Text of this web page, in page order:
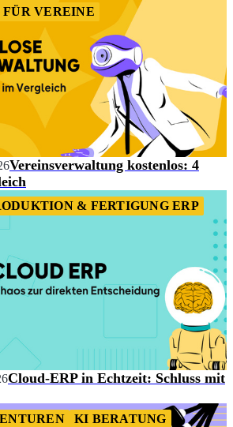
FÜR VEREINE
Vereinsverwaltung kostenlos: 4
& FERTIGUNG ERP
Cloud-ERP in Echtzeit: Schluss mit
KI BERATUNG